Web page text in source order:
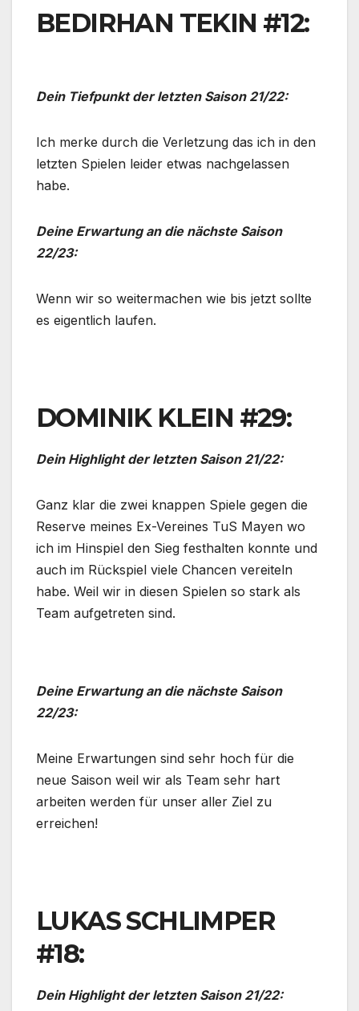
BEDIRHAN TEKIN #12:
Dein Tiefpunkt der letzten Saison 21/22:
Ich merke durch die Verletzung das ich in den
letzten Spielen leider etwas nachgelassen
habe.
Deine Erwartung an die nächste Saison
22/23:
Wenn wir so weitermachen wie bis jetzt sollte
es eigentlich laufen.
DOMINIK KLEIN #29:
Dein Highlight der letzten Saison 21/22:
Ganz klar die zwei knappen Spiele gegen die
Reserve meines Ex-Vereines TuS Mayen wo
ich im Hinspiel den Sieg festhalten konnte und
auch im Rückspiel viele Chancen vereiteln
habe. Weil wir in diesen Spielen so stark als
Team aufgetreten sind.
Deine Erwartung an die nächste Saison
22/23:
Meine Erwartungen sind sehr hoch für die
neue Saison weil wir als Team sehr hart
arbeiten werden für unser aller Ziel zu
erreichen!
LUKAS SCHLIMPER
#18:
Dein Highlight der letzten Saison 21/22: